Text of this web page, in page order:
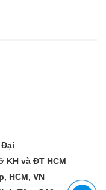
Đại
KH và ĐT HCM
HCM, VN